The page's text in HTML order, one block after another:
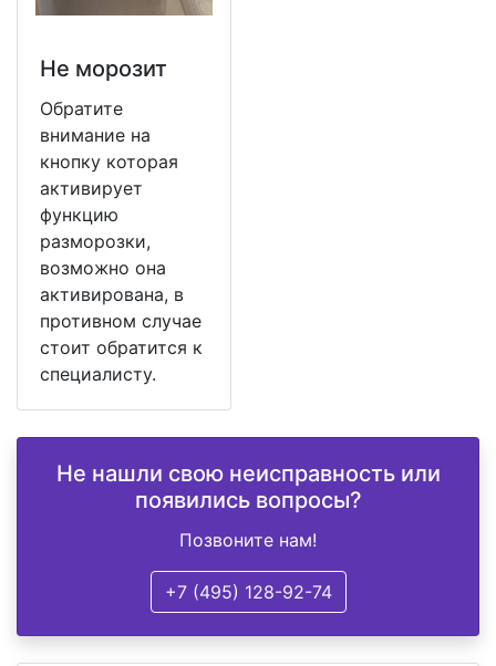
Не морозит
Обратите
внимание на
кнопку которая
активирует
функцию
разморозки,
возможно она
активирована, в
противном случае
стоит обратится к
специалисту.
Не нашли свою неисправность или
появились вопросы?
Позвоните нам!
+7 (495) 128-92-74